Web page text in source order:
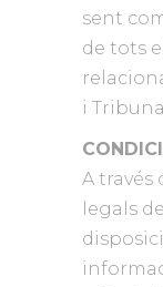
sent
de tots
i
A través
legals